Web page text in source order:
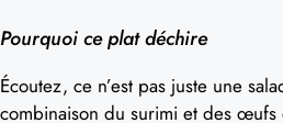
Pourquoi ce plat déchire
Écoutez, ce n’est pas juste une
combinaison du surimi et des œufs